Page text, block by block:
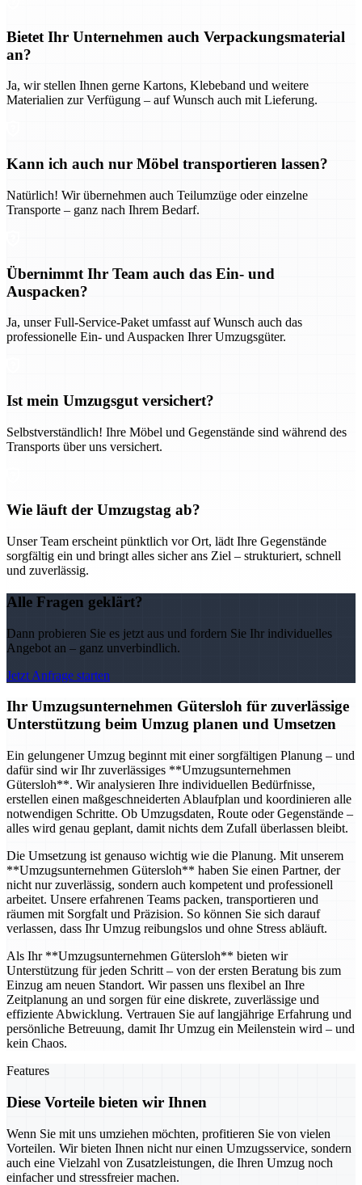
Bietet Ihr Unternehmen auch Verpackungsmaterial
an?
Ja, wir stellen Ihnen gerne Kartons, Klebeband und weitere
Materialien zur Verfügung – auf Wunsch auch mit Lieferung.
Kann ich auch nur Möbel transportieren lassen?
Natürlich! Wir übernehmen auch Teilumzüge oder einzelne
Transporte – ganz nach Ihrem Bedarf.
Übernimmt Ihr Team auch das Ein- und
Auspacken?
Ja, unser Full-Service-Paket umfasst auf Wunsch auch das
professionelle Ein- und Auspacken Ihrer Umzugsgüter.
Ist mein Umzugsgut versichert?
Selbstverständlich! Ihre Möbel und Gegenstände sind während des
Transports über uns versichert.
Wie läuft der Umzugstag ab?
Unser Team erscheint pünktlich vor Ort, lädt Ihre Gegenstände
sorgfältig ein und bringt alles sicher ans Ziel – strukturiert, schnell
und zuverlässig.
Alle Fragen geklärt?
Dann probieren Sie es jetzt aus und fordern Sie Ihr individuelles
Angebot an – ganz unverbindlich.
Jetzt Anfrage starten
Ihr Umzugsunternehmen Gütersloh für zuverlässige
Unterstützung beim Umzug planen und Umsetzen
Ein gelungener Umzug beginnt mit einer sorgfältigen Planung – und
dafür sind wir Ihr zuverlässiges **Umzugsunternehmen
Gütersloh**. Wir analysieren Ihre individuellen Bedürfnisse,
erstellen einen maßgeschneiderten Ablaufplan und koordinieren alle
notwendigen Schritte. Ob Umzugsdaten, Route oder Gegenstände –
alles wird genau geplant, damit nichts dem Zufall überlassen bleibt.
Die Umsetzung ist genauso wichtig wie die Planung. Mit unserem
**Umzugsunternehmen Gütersloh** haben Sie einen Partner, der
nicht nur zuverlässig, sondern auch kompetent und professionell
arbeitet. Unsere erfahrenen Teams packen, transportieren und
räumen mit Sorgfalt und Präzision. So können Sie sich darauf
verlassen, dass Ihr Umzug reibungslos und ohne Stress abläuft.
Als Ihr **Umzugsunternehmen Gütersloh** bieten wir
Unterstützung für jeden Schritt – von der ersten Beratung bis zum
Einzug am neuen Standort. Wir passen uns flexibel an Ihre
Zeitplanung an und sorgen für eine diskrete, zuverlässige und
effiziente Abwicklung. Vertrauen Sie auf langjährige Erfahrung und
persönliche Betreuung, damit Ihr Umzug ein Meilenstein wird – und
kein Chaos.
Features
Diese Vorteile bieten wir Ihnen
Wenn Sie mit uns umziehen möchten, profitieren Sie von vielen
Vorteilen. Wir bieten Ihnen nicht nur einen Umzugsservice, sondern
auch eine Vielzahl von Zusatzleistungen, die Ihren Umzug noch
einfacher und stressfreier machen.